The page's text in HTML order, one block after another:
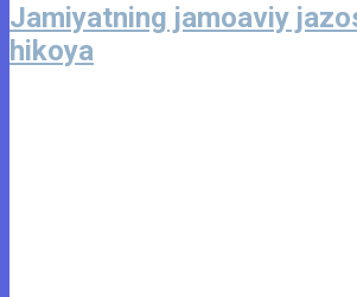
Jamiyatning jamoaviy
hikoya